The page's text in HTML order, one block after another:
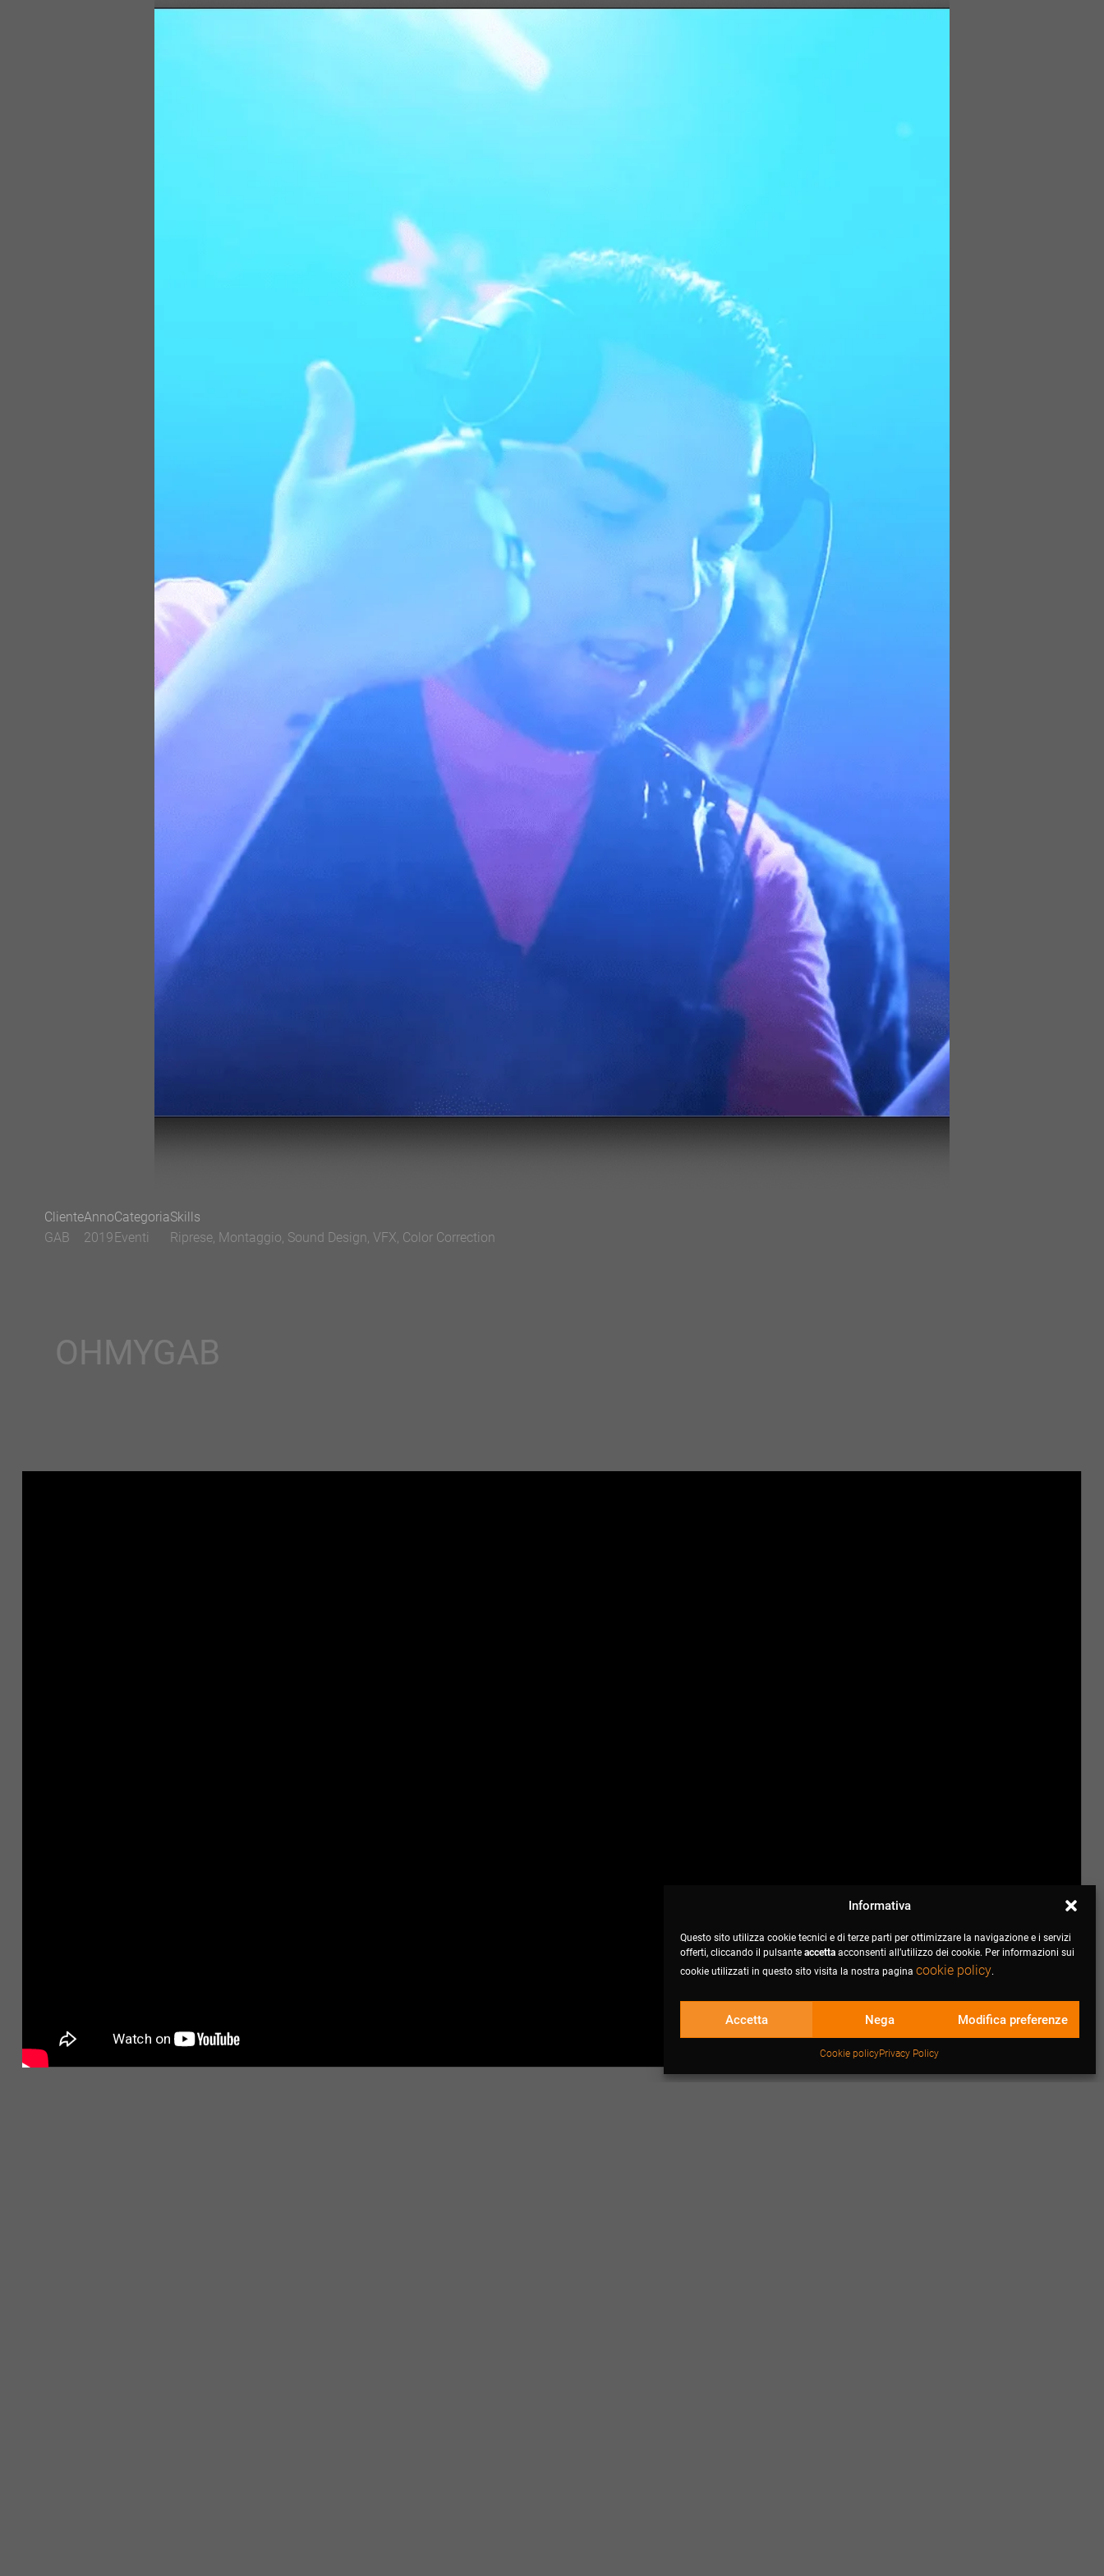
Informativa
Questo sito utilizza cookie tecnici e di terze parti per ottimizzare la navigazione e i servizi
offerti, cliccando il pulsante accetta acconsenti all’utilizzo dei cookie. Per informazioni sui
cookie utilizzati in questo sito visita la nostra pagina cookie policy.
Accetta Nega Modifica preferenze
Cookie policyPrivacy Policy
Cliente
GAB
Anno
2019
Categoria
Eventi
Skills
Riprese, Montaggio, Sound Design, VFX, Color Correction
OHMYGAB